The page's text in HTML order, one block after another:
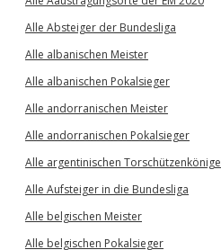
Alle Absteiger der Bundesliga
Alle albanischen Meister
Alle albanischen Pokalsieger
Alle andorranischen Meister
Alle andorranischen Pokalsieger
Alle argentinischen Torschützenkönige
Alle Aufsteiger in die Bundesliga
Alle belgischen Meister
Alle belgischen Pokalsieger